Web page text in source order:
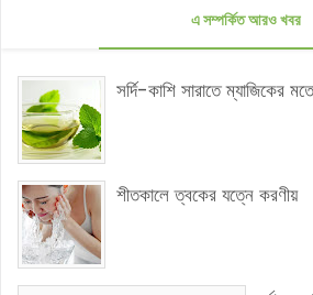
এ সম্পর্কিত আরও খবর
সর্দি-কাশি সারাতে ম্যাজিকের
শীতকালে ত্বকের যত্নে করণীয়